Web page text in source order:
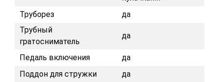
Труборез
да
Трубный
гратосниматель
да
Педаль включения
да
Поддон для стружки
да